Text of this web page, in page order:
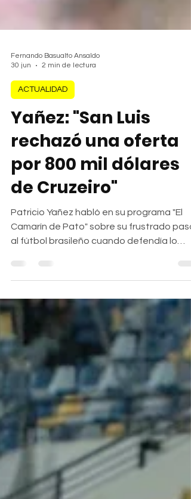
30 jun
2 min de lectura
ACTUALIDAD
Yañez: "San Luis
rechazó una oferta
por 800 mil dólares
de Cruzeiro"
Patricio Yañez habló en su programa "El
Camarín de Pato" sobre su frustrado paso
Mientras defendía la camiseta de San
estuvo a punto de protagonizar uno de
traspasos más importantes de la época.
Cruzeiro presentó una oferta concreta de
800 mil dólares, una cifra extraordinaria
para aquellos años. Todo estaba
prácticamente acordado; incluso, el de